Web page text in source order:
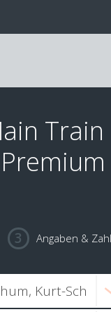
Train
Angaben &